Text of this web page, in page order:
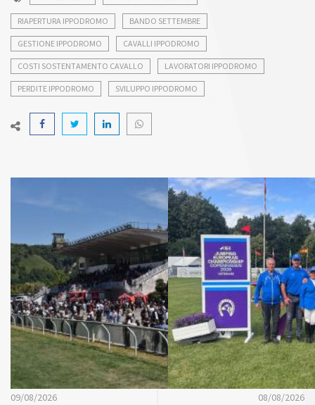
RIAPERTURA IPPODROMO BANDO SETTEMBRE
GESTIONE IPPODROMO CAVALLI IPPODROMO
COSTI SOSTENTAMENTO CAVALLO LAVORATORI IPPODROMO
PERDITE IPPODROMO SVILUPPO IPPODROMO
09/08/2026
08/08/2026